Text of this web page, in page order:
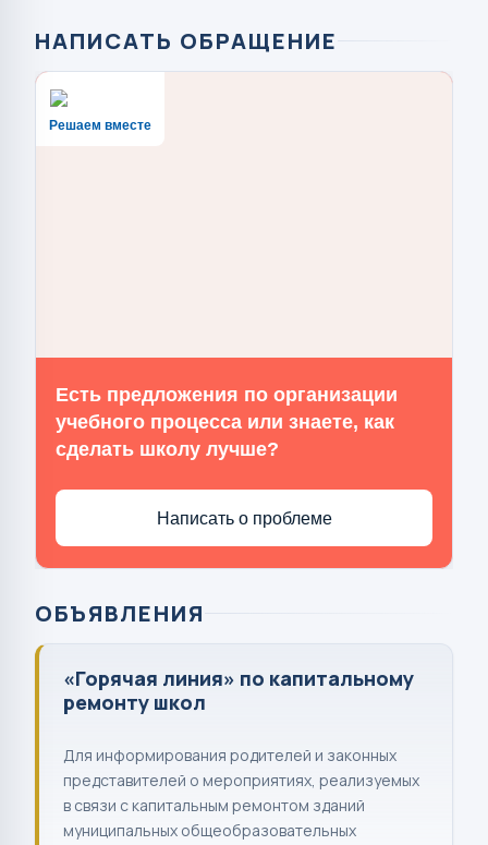
НАПИСАТЬ ОБРАЩЕНИЕ
Решаем вместе
Есть предложения по организации
учебного процесса или знаете, как
сделать школу лучше?
Написать о проблеме
ОБЪЯВЛЕНИЯ
«Горячая линия» по капитальному
ремонту школ
Для информирования родителей и законных
представителей о мероприятиях, реализуемых
в связи с капитальным ремонтом зданий
муниципальных общеобразовательных